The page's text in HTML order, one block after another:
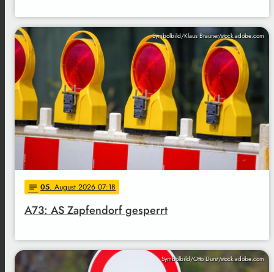
Symbolbild/Klaus Brauner/stock.adobe.com
notes 05. August 2026 07:18
A73: AS Zapfendorf gesperrt
Symbolbild/Otto Durst/stock.adobe.com